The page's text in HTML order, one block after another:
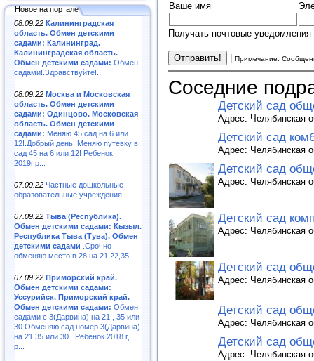
Новое на портале
08.09.22 Калининградская
область. Обмен детскими
садами: Калининград.
Калининградская область.
Обмен детскими садами: Обмен
садами!.Здравствуйте!..
08.09.22 Москва и Московская
область. Обмен детскими
садами: Одинцово. Московская
область. Обмен детскими
садами: Меняю 45 сад на 6 или
12!.Добрый день! Меняю путевку в
сад 45 на 6 или 12! Ребенок
2019г.р...
07.09.22 Частные дошкольные
образовательные учреждения
07.09.22 Тыва (Республика).
Обмен детскими садами: Кызыл.
Республика Тыва (Тува). Обмен
детскими садами .Срочно
обменяю место в 28 на 21,22,35...
07.09.22 Приморский край.
Обмен детскими садами:
Уссурийск. Приморский край.
Обмен детскими садами: Обмен
садами с 3(Дарвина) на 21 , 35 или
30.Обменяю сад номер 3(Дарвина)
на 21,35 или 30 . Ребёнок 2018 г,
р...
Ваше имя
Получать почтовые
Примечание.
Соседние
Детский сад
Адрес: Челябинская
Детский сад
Адрес: Челябинская
Детский сад
Адрес: Челябинская
Детский сад
Адрес: Челябинская
Детский сад
Адрес: Челябинская
Детский сад
Адрес: Челябинская
Детский сад
Адрес: Челябинская